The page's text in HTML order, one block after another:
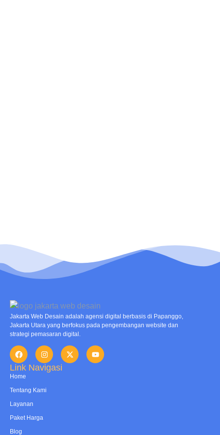
Jakarta Web Desain adalah agensi digital berbasis di Papanggo,
Jakarta Utara yang berfokus pada pengembangan website dan
strategi pemasaran digital.
Link Navigasi
Home
Tentang Kami
Layanan
Paket Harga
Blog